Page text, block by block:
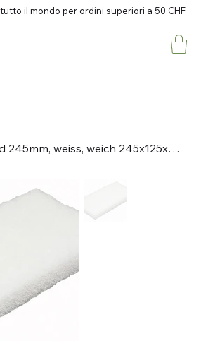
il mondo per ordini superiori a 50 CHF
Randreinigungspad 245mm, weiss, weich 245x125x23mm